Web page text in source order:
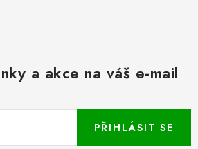
a akce na váš e-mail
PŘIHLÁSIT SE